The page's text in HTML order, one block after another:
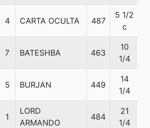
4 CARTA OCULTA 487
5 1/2
c
7 BATESHBA 463
10
1/4
5 BURJAN 449
14
1/4
1
LORD
ARMANDO
484
21
1/4